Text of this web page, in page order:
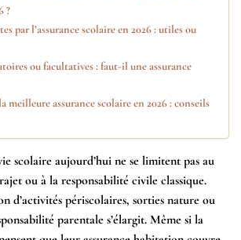
?
par l’assurance scolaire en 2026 : utiles ou
ou facultatives : faut-il une assurance
meilleure assurance scolaire en 2026 : conseils
scolaire aujourd’hui ne se limitent pas au
ou à la responsabilité civile classique.
d’activités périscolaires, sorties nature ou
parentale s’élargit. Même si la